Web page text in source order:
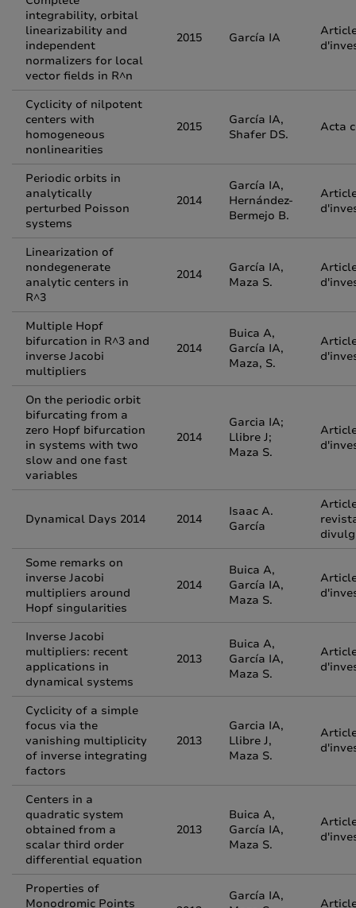
integrability, orbital
linearizability and
independent
normalizers for local
vector fields in R^n
2015 García IA
Cyclicity of nilpotent
centers with
homogeneous
nonlinearities
2015
García IA,
Shafer DS.
Acta
Periodic orbits in
analytically
perturbed Poisson
systems
2014
García IA,
Hernández-
Bermejo B.
Linearization of
nondegenerate
analytic centers in
R^3
2014
García IA,
Maza S.
Multiple Hopf
bifurcation in R^3 and
inverse Jacobi
multipliers
2014
Buica A,
García IA,
Maza, S.
On the periodic orbit
bifurcating from a
zero Hopf bifurcation
in systems with two
slow and one fast
variables
2014
Garcia IA;
Llibre J;
Maza S.
Dynamical Days 2014 2014
Isaac A.
García
Some remarks on
inverse Jacobi
multipliers around
Hopf singularities
2014
Buica A,
García IA,
Maza S.
Inverse Jacobi
multipliers: recent
applications in
dynamical systems
2013
Buica A,
García IA,
Maza S.
Cyclicity of a simple
focus via the
vanishing multiplicity
of inverse integrating
factors
2013
Garcia IA,
Llibre J,
Maza S.
Centers in a
quadratic system
obtained from a
scalar third order
differential equation
2013
Buica A,
García IA,
Maza S.
Properties of
Monodromic Points
García IA,